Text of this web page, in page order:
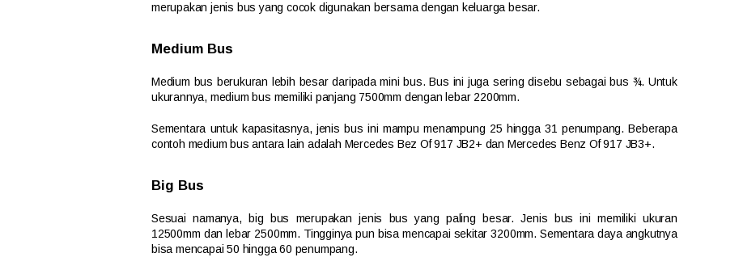
merupakan jenis bus yang cocok digunakan bersama dengan keluarga besar.
Medium Bus
Medium bus berukuran lebih besar daripada mini bus. Bus ini juga sering disebu sebagai bus ¾. Untuk
ukurannya, medium bus memiliki panjang 7500mm dengan lebar 2200mm.
Sementara untuk kapasitasnya, jenis bus ini mampu menampung 25 hingga 31 penumpang. Beberapa
contoh medium bus antara lain adalah Mercedes Bez Of 917 JB2+ dan Mercedes Benz Of 917 JB3+.
Big Bus
Sesuai namanya, big bus merupakan jenis bus yang paling besar. Jenis bus ini memiliki ukuran
12500mm dan lebar 2500mm. Tingginya pun bisa mencapai sekitar 3200mm. Sementara daya angkutnya
bisa mencapai 50 hingga 60 penumpang.